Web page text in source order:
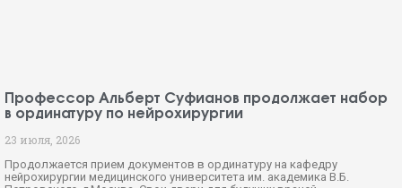
Профессор Альберт Суфианов продолжает набор
в ординатуру по нейрохирургии
23 июля, 2026
Продолжается прием документов в ординатуру на кафедру
нейрохирургии медицинского университета им. академика В.Б.